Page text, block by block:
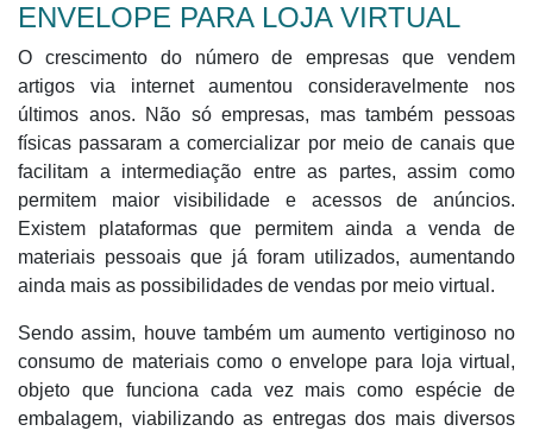
ENVELOPE PARA LOJA VIRTUAL
O crescimento do número de empresas que vendem
artigos via internet aumentou consideravelmente nos
últimos anos. Não só empresas, mas também pessoas
físicas passaram a comercializar por meio de canais que
facilitam a intermediação entre as partes, assim como
permitem maior visibilidade e acessos de anúncios.
Existem plataformas que permitem ainda a venda de
materiais pessoais que já foram utilizados, aumentando
ainda mais as possibilidades de vendas por meio virtual.
Sendo assim, houve também um aumento vertiginoso no
consumo de materiais como o envelope para loja virtual,
objeto que funciona cada vez mais como espécie de
embalagem, viabilizando as entregas dos mais diversos